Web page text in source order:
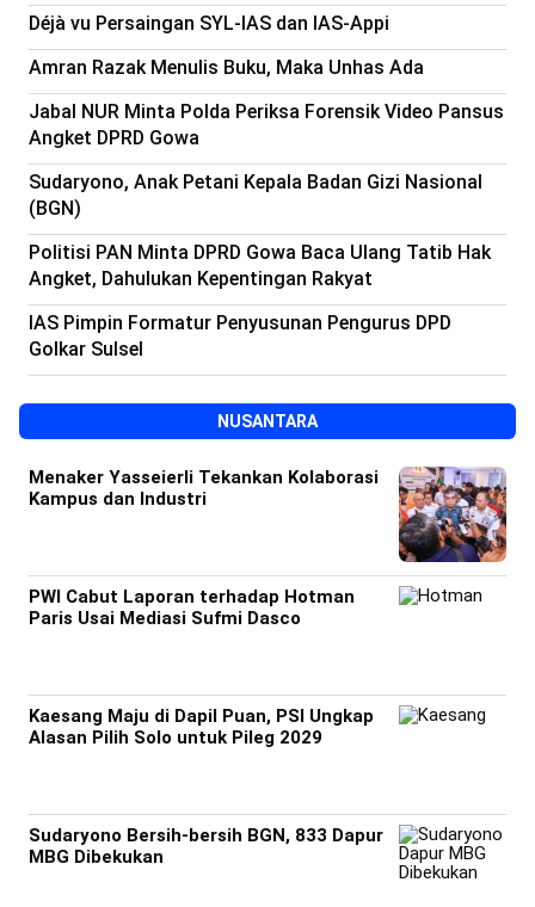
Déjà vu Persaingan SYL-IAS dan IAS-Appi
Amran Razak Menulis Buku, Maka Unhas Ada
Jabal NUR Minta Polda Periksa Forensik Video Pansus
Angket DPRD Gowa
Sudaryono, Anak Petani Kepala Badan Gizi Nasional
(BGN)
Politisi PAN Minta DPRD Gowa Baca Ulang Tatib Hak
Angket, Dahulukan Kepentingan Rakyat
IAS Pimpin Formatur Penyusunan Pengurus DPD
Golkar Sulsel
NUSANTARA
Menaker Yasseierli Tekankan Kolaborasi
Kampus dan Industri
PWI Cabut Laporan terhadap Hotman
Paris Usai Mediasi Sufmi Dasco
Kaesang Maju di Dapil Puan, PSI Ungkap
Alasan Pilih Solo untuk Pileg 2029
Sudaryono Bersih-bersih BGN, 833 Dapur
MBG Dibekukan